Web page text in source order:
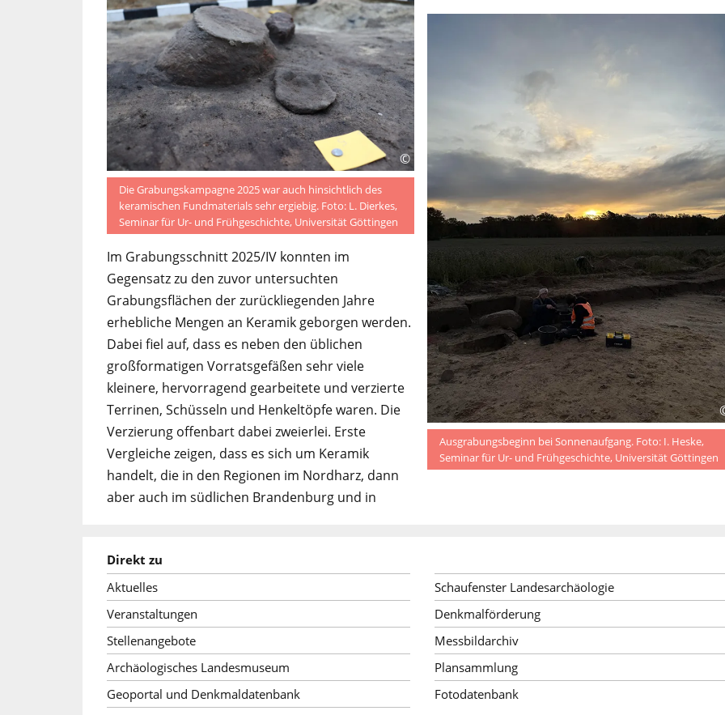
©
Die Grabungskampagne 2025 war auch hinsichtlich des
keramischen Fundmaterials sehr ergiebig. Foto: L. Dierkes,
Seminar für Ur- und Frühgeschichte, Universität Göttingen
Im Grabungsschnitt 2025/IV konnten im
Gegensatz zu den zuvor untersuchten
Grabungsflächen der zurückliegenden Jahre
erhebliche Mengen an Keramik geborgen werden.
Dabei fiel auf, dass es neben den üblichen
großformatigen Vorratsgefäßen sehr viele
kleinere, hervorragend gearbeitete und verzierte
Terrinen, Schüsseln und Henkeltöpfe waren. Die
Verzierung offenbart dabei zweierlei. Erste
Vergleiche zeigen, dass es sich um Keramik
handelt, die in den Regionen im Nordharz, dann
aber auch im südlichen Brandenburg und in
Ausgrabungsbeginn bei Sonnenaufgang. Foto: I. Heske,
Seminar für Ur- und Frühgeschichte, Universität Göttingen
Direkt zu
Aktuelles
Veranstaltungen
Stellenangebote
Archäologisches Landesmuseum
Geoportal und Denkmaldatenbank
Schaufenster Landesarchäologie
Denkmalförderung
Messbildarchiv
Plansammlung
Fotodatenbank